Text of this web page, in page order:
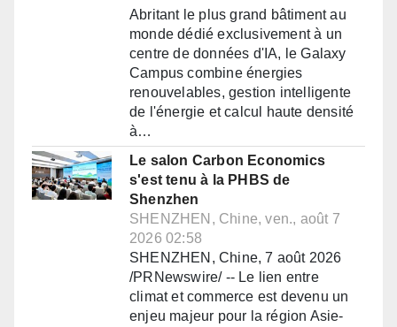
Abritant le plus grand bâtiment au
monde dédié exclusivement à un
centre de données d'IA, le Galaxy
Campus combine énergies
renouvelables, gestion intelligente
de l'énergie et calcul haute densité
à…
Le salon Carbon Economics
s'est tenu à la PHBS de
Shenzhen
SHENZHEN, Chine, ven., août 7
2026 02:58
SHENZHEN, Chine, 7 août 2026
/PRNewswire/ -- Le lien entre
climat et commerce est devenu un
enjeu majeur pour la région Asie-